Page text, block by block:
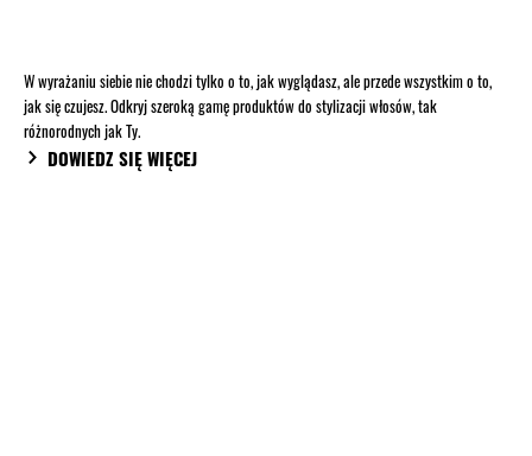
W wyrażaniu siebie nie chodzi tylko o to, jak wyglądasz, ale przede wszystkim o to,
jak się czujesz. Odkryj szeroką gamę produktów do stylizacji włosów, tak
różnorodnych jak Ty.
DOWIEDZ SIĘ WIĘCEJ